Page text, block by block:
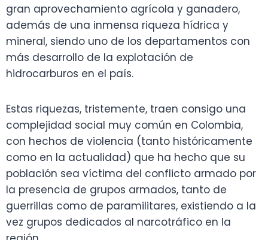
gran aprovechamiento agrícola y ganadero,
además de una inmensa riqueza hídrica y
mineral, siendo uno de los departamentos con
más desarrollo de la explotación de
hidrocarburos en el país.
Estas riquezas, tristemente, traen consigo una
complejidad social muy común en Colombia,
con hechos de violencia (tanto históricamente
como en la actualidad) que ha hecho que su
población sea víctima del conflicto armado por
la presencia de grupos armados, tanto de
guerrillas como de paramilitares, existiendo a la
vez grupos dedicados al narcotráfico en la